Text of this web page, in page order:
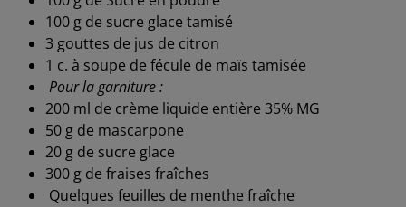
100 g de sucre glace tamisé
3 gouttes de jus de citron
1 c. à soupe de fécule de maïs tamisée
Pour la garniture :
200 ml de crème liquide entière 35% MG
50 g de mascarpone
20 g de sucre glace
300 g de fraises fraîches
Quelques feuilles de menthe fraîche